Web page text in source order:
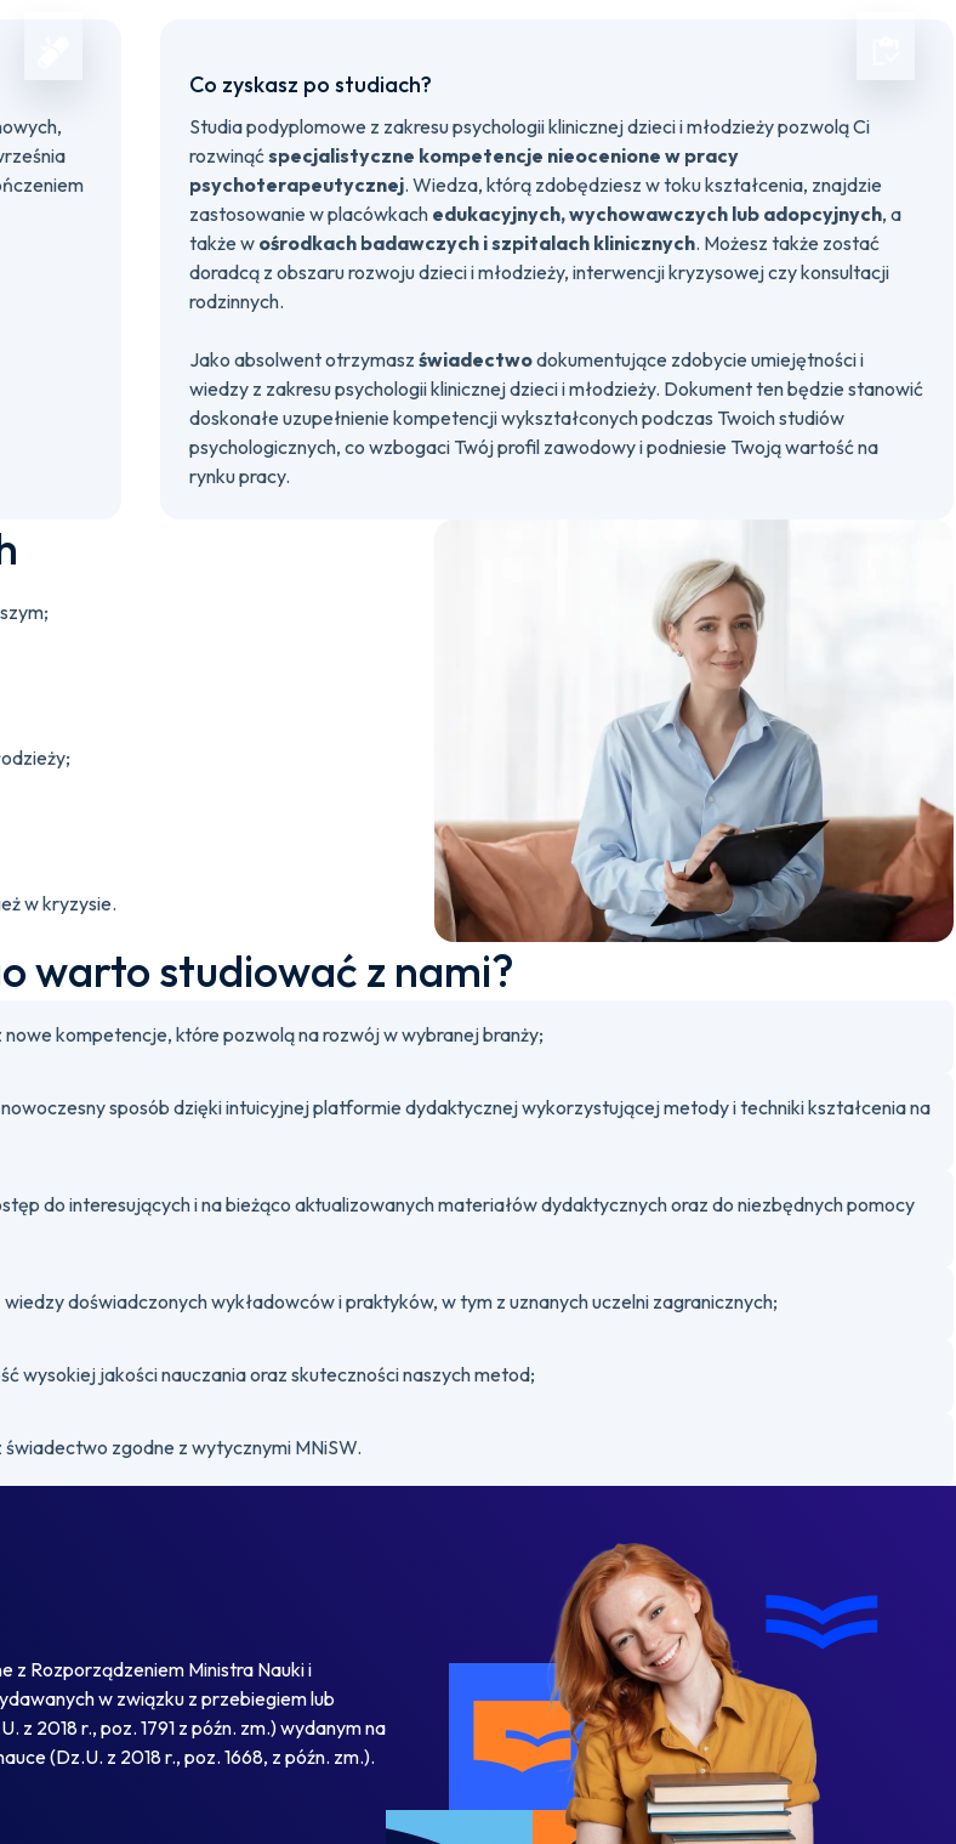
Co zyskasz po studiach?
Studia podyplomowe z zakresu psychologii klinicznej dzieci i młodzieży pozwolą Ci
rozwinąćspecjalistyczne kompetencje nieocenione w pracy
psychoterapeutycznej. Wiedza, którą zdobędziesz w toku kształcenia, znajdzie
zastosowanie w placówkach edukacyjnych, wychowawczych lub adopcyjnych, a
także w ośrodkach badawczych i szpitalach klinicznych. Możesz także zostać
doradcą z obszaru rozwoju dzieci i młodzieży, interwencji kryzysowej czy konsultacji
rodzinnych.
Jako absolwent otrzymasz świadectwodokumentujące zdobycie umiejętności i
wiedzy z zakresu psychologii klinicznej dzieci i młodzieży. Dokument ten będzie stanowić
doskonałe uzupełnienie kompetencji wykształconych podczas Twoich studiów
psychologicznych, co wzbogaci Twój profil zawodowy i podniesie Twoją wartość na
rynku pracy.
w kryzysie.
warto studiować z nami?
nowe kompetencje, które pozwolą na rozwój w wybranej branży;
sposób dzięki intuicyjnej platformie dydaktycznej wykorzystującej metody i techniki kształcenia na
do interesujących i na bieżąco aktualizowanych materiałów dydaktycznych oraz do niezbędnych pomocy
doświadczonych wykładowców i praktyków, w tym z uznanych uczelni zagranicznych;
wysokiej jakości nauczania oraz skuteczności naszych metod;
świadectwo zgodne z wytycznymi MNiSW.
z Rozporządzeniem Ministra Nauki i
w związku z przebiegiem lub
2018 r., poz. 1791 z późn. zm.) wydanym na
(Dz.U. z 2018 r., poz. 1668, z późn. zm.).